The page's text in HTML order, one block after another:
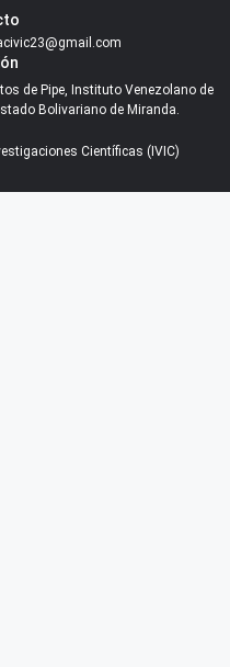
de Pipe, Instituto Venezolano de
Bolivariano de Miranda.
Científicas (IVIC)